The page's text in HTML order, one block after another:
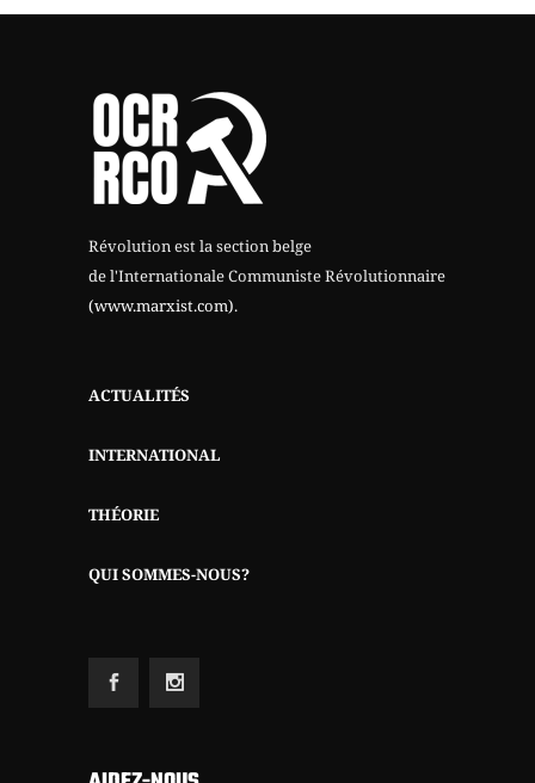
Révolution est la section belge
de l'Internationale Communiste Révolutionnaire
(www.marxist.com).
ACTUALITÉS
INTERNATIONAL
THÉORIE
QUI SOMMES-NOUS?